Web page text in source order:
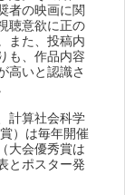
者の映画に関
聴意欲に正の
また、投稿内
も、作品内容
高いと認識さ
計算社会科学
）は毎年開催
大会優秀賞は
とポスター発